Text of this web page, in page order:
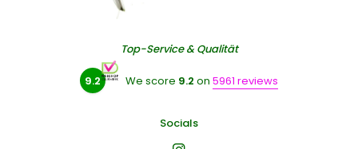
Top-Service & Qualität
9.2 We score 9.2 on 5961 reviews
Socials